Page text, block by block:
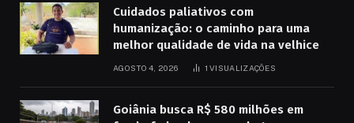
Cuidados paliativos com
humanização: o caminho para uma
melhor qualidade de vida na velhice
AGOSTO 4, 2026 1VISUALIZAÇÕES
Goiânia busca R$ 580 milhões em